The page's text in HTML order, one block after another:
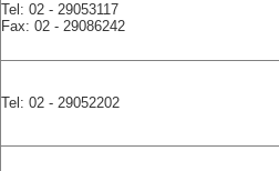
Tel: 02 - 29053117
Fax: 02 - 29086242
Tel: 02 - 29052202